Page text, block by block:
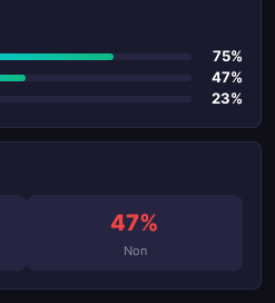
75%
47%
23%
47%
Non